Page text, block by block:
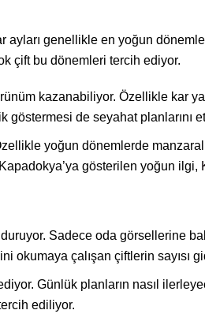
ayları genellikle en yoğun
çift bu dönemleri tercih ediyor.
kazanabiliyor. Özellikle kar
göstermesi de seyahat planlarını
yoğun dönemlerde
gösterilen yoğun ilgi,
Sadece oda görsellerine
çalışan çiftlerin sayısı
Günlük planların nasıl
ediliyor.